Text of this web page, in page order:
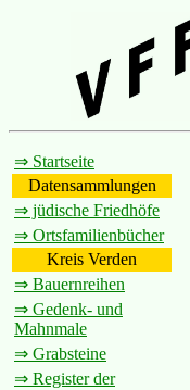
⇒ Startseite
Datensammlungen
⇒ jüdische Friedhöfe
⇒ Ortsfamilienbücher
Kreis Verden
⇒ Bauernreihen
⇒ Gedenk- und
Mahnmale
⇒ Grabsteine
⇒ Register der